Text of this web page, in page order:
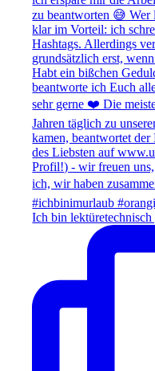
Ich bin